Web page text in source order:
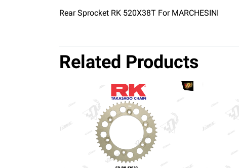
Rear Sprocket RK 520X38T For MARCHESINI
Related Products